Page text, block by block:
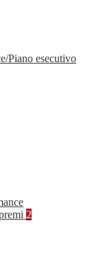
Piano esecutivo
2